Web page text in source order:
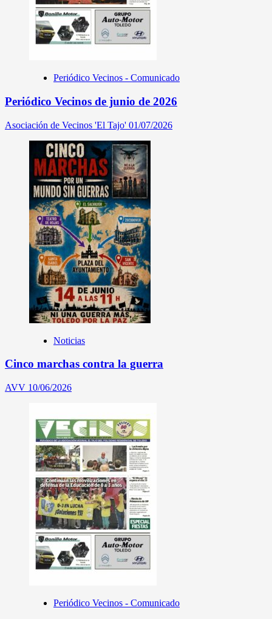
Periódico Vecinos - Comunicado
Periódico Vecinos de junio de 2026
Asociación de Vecinos 'El Tajo' 01/07/2026
Noticias
Cinco marchas contra la guerra
AVV 10/06/2026
Periódico Vecinos - Comunicado